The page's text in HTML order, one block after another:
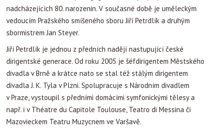
nadcházejících 80. narozenin. V současné době je uměleckým
vedoucím Pražského smíšeného sboru Jiří Petrdlík a druhým
sbormistrem Jan Steyer.
Jiří Petrdlík je jednou z předních nadějí nastupující české
dirigentské generace. Od roku 2005 je šéfdirigentem Městského
divadla v Brně a krátce nato se stal též stálým dirigentem
divadla J. K. Tyla v Plzni. Spolupracuje s Národním divadlem
v Praze, vystoupil s předními domácími symfonickými tělesy a
např. i v Théatre du Capitole Toulouse, Teatro di Messina či
Mazovieckem Teatru Muzycnem ve Varšavě.